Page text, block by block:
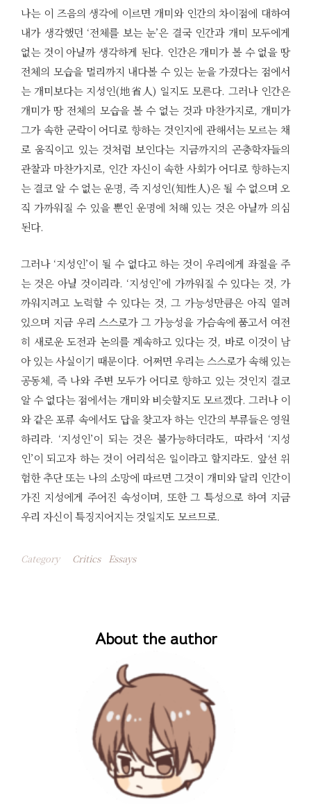
나는 이 즈음의 생각에 이르면 개미와 인간의 차이점에 대하여
내가 생각했던 ‘전체를 보는 눈’은 결국 인간과 개미 모두에게
없는 것이 아닐까 생각하게 된다. 인간은 개미가 볼 수 없을 땅
전체의 모습을 멀리까지 내다볼 수 있는 눈을 가졌다는 점에서
는 개미보다는 지성인(地省人) 일지도 모른다. 그러나 인간은
개미가 땅 전체의 모습을 볼 수 없는 것과 마찬가지로, 개미가
그가 속한 군락이 어디로 향하는 것인지에 관해서는 모르는 채
로 움직이고 있는 것처럼 보인다는 지금까지의 곤충학자들의
관찰과 마찬가지로, 인간 자신이 속한 사회가 어디로 향하는지
는 결코 알 수 없는 운명, 즉 지성인(知性人)은 될 수 없으며 오
직 가까워질 수 있을 뿐인 운명에 처해 있는 것은 아닐까 의심
된다.
그러나 ‘지성인’이 될 수 없다고 하는 것이 우리에게 좌절을 주
는 것은 아닐 것이리라. ‘지성인’에 가까워질 수 있다는 것, 가
까워지려고 노력할 수 있다는 것, 그 가능성만큼은 아직 열려
있으며 지금 우리 스스로가 그 가능성을 가슴속에 품고서 여전
히 새로운 도전과 논의를 계속하고 있다는 것, 바로 이것이 남
아 있는 사실이기 때문이다. 어쩌면 우리는 스스로가 속해 있는
공동체, 즉 나와 주변 모두가 어디로 향하고 있는 것인지 결코
알 수 없다는 점에서는 개미와 비슷할지도 모르겠다. 그러나 이
와 같은 포류 속에서도 답을 찾고자 하는 인간의 부류들은 영원
하리라. ‘지성인’이 되는 것은 불가능하더라도, 따라서 ‘지성
인’이 되고자 하는 것이 어리석은 일이라고 할지라도. 앞선 위
험한 추단 또는 나의 소망에 따르면 그것이 개미와 달리 인간이
가진 지성에게 주어진 속성이며, 또한 그 특성으로 하여 지금
우리 자신이 특징지어지는 것일지도 모르므로.
Category Critics Essays
About the author